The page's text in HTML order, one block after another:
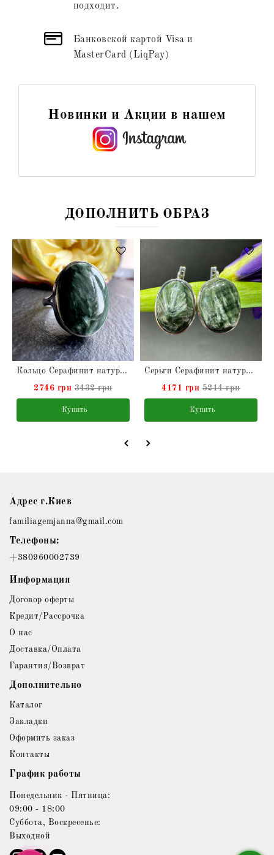
подходит.
Банковской картой Visa и
MasterCard (LiqPay)
Новинки и Акции в нашем
ДОПОЛНИТЬ ОБРАЗ
Кольцо Серафинит натуральный в серебре
2746 грн 3432 грн
Купить
Серьги Серафинит натуральный в серебре
4171 грн 5214 грн
Купить
Адрес г.Киев
familiagemjanna@gmail.com
Телефоны:
+380960002739
Информация
Договор оферты
Кредит/Рассрочка
О нас
Доставка/Оплата
Гарантия/Возврат
Дополнительно
Каталог
Закладки
Оформить заказ
Контакты
График работы
Понедельник - Пятница:
09:00 - 18:00
Суббота, Воскресенье:
Выходной